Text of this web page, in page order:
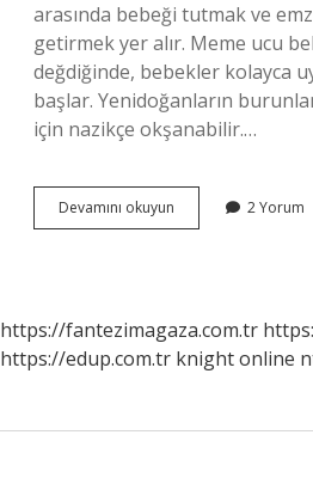
arasında bebeği tutmak ve
getirmek yer alır. Meme ucu
değdiğinde, bebekler kolayca
başlar. Yenidoğanların
için nazikçe okşanabilir.…
Devamını okuyun
Bebek
2 Yorum
https://fantezimagaza.com.tr
https://edup.com.tr knight online